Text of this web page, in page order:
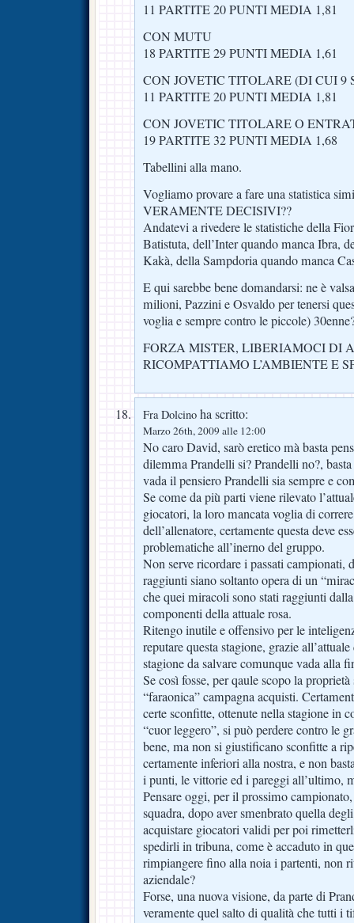
11 PARTITE 20 PUNTI MEDIA 1,81
CON MUTU
18 PARTITE 29 PUNTI MEDIA 1,61
CON JOVETIC TITOLARE (DI CUI 9
11 PARTITE 20 PUNTI MEDIA 1,81
CON JOVETIC TITOLARE O
19 PARTITE 32 PUNTI MEDIA 1,68
Tabellini alla mano.
Vogliamo provare a fare una statistica
VERAMENTE DECISIVI??
Andatevi a rivedere le statistiche della
Batistuta, dell’Inter quando manca Ibra,
Kakà, della Sampdoria quando manca
E qui sarebbe bene domandarsi: ne è
milioni, Pazzini e Osvaldo per tenersi
voglia e sempre contro le piccole)
FORZA MISTER, LIBERIAMOCI DI
RICOMPATTIAMO L’AMBIENTE E
Fra Dolcino ha scritto:
Marzo 26th, 2009 alle 12:00
No caro David, sarò eretico mà basta
dilemma Prandelli si? Prandelli no?,
vada il pensiero Prandelli sia sempre e
Se come da più parti viene rilevato
giocatori, la loro mancata voglia di
dell’allenatore, certamente questa deve
problematiche all’inerno del gruppo.
Non serve ricordare i passati campionati,
raggiunti siano soltanto opera di un
che quei miracoli sono stati raggiunti
componenti della attuale rosa.
Ritengo inutile e offensivo per le
reputare questa stagione, grazie
stagione da salvare comunque vada alla
Se così fosse, per qaule scopo la proprietà
“faraonica” campagna acquisti.
certe sconfitte, ottenute nella stagione in
“cuor leggero”, si può perdere contro le
bene, ma non si giustificano sconfitte a
certamente inferiori alla nostra, e non
i punti, le vittorie ed i pareggi all’ultimo,
Pensare oggi, per il prossimo
squadra, dopo aver smenbrato quella
acquistare giocatori validi per poi
spedirli in tribuna, come è accaduto in
rimpiangere fino alla noia i partenti, non
aziendale?
Forse, una nuova visione, da parte di
veramente quel salto di qualità che tutti i